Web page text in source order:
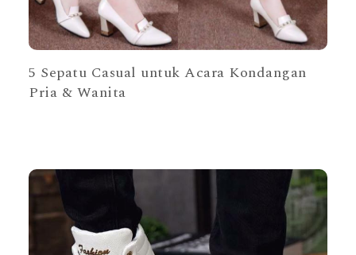
5 Sepatu Casual untuk Acara Kondangan
Pria & Wanita